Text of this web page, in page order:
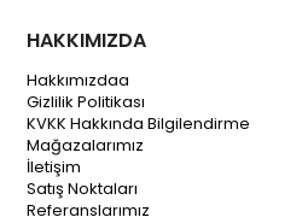
HAKKIMIZDA
Hakkımızdaa
Gizlilik Politikası
KVKK Hakkında Bilgilendirme
Mağazalarımız
İletişim
Satış Noktaları
Referanslarımız